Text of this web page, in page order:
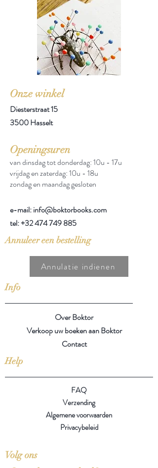
Onze winkel
Diesterstraat 15
3500 Hasselt
Openingsuren
van dinsdag tot donderdag: 10u - 17u
vrijdag en zaterdag: 10u - 18u
zondag en maandag gesloten
e-mail: info@boktorbooks.com
tel:+32 474 749 885
Annuleer een bestelling
Annulatie indienen
Info
Over Boktor
Verkoop uw boeken aan Boktor
Contact
Help
FAQ
Verzending
Algemene voorwaarden
Privacybeleid
Volg ons